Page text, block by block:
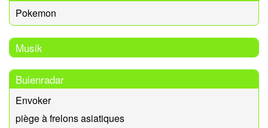
Pokemon
Musik
Buienradar
Envoker
piège à frelons asiatiques